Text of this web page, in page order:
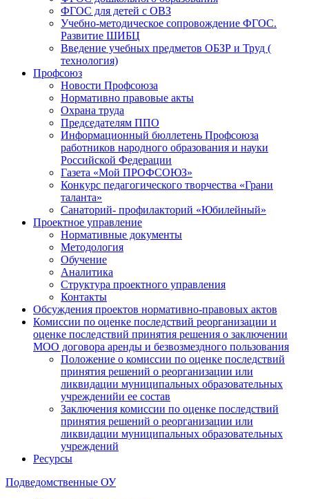
ФГОС для детей с ОВЗ
Учебно-методическое сопровождение ФГОС.
Развитие ШИБЦ
Введение учебных предметов ОБЗР и Труд (
технология)
Профсоюз
Новости Профсоюза
Нормативно правовые акты
Охрана труда
Председателям ППО
Информационный бюллетень Профсоюза
работников народного образования и науки
Российской Федерации
Газета «Мой ПРОФСОЮЗ»
Конкурс педагогического творчества «Грани
таланта»
Санаторий- профилакторий «Юбилейный»
Проектное управление
Нормативные документы
Методология
Обучение
Аналитика
Структура проектного управления
Контакты
Обсуждения проектов нормативно-правовых актов
Комиссии по оценке последствий реорганизации и
оценке последствий принятия решения о заключении
МОО договора аренды и безвозмездного пользования
Положение о комиссии по оценке последствий
принятия решений о реорганизации или
ликвидации муниципальных образовательных
учрежденийи ее состав
Заключения комиссии по оценке последствий
принятия решений о реорганизации или
ликвидации муниципальных образовательных
учреждений
Ресурсы
Подведомственные ОУ